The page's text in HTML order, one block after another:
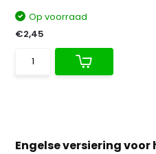
Op voorraad
€2,45
Engelse versiering voor